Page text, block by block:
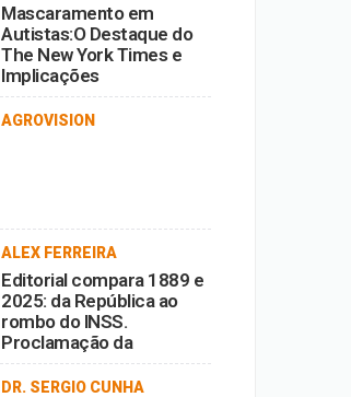
Mascaramento em
Autistas:O Destaque do
The New York Times e
Implicações
AGROVISION
ALEX FERREIRA
Editorial compara 1889 e
2025: da República ao
rombo do INSS.
Proclamação da
República vira ironia
diante da corrupção.
DR. SERGIO CUNHA